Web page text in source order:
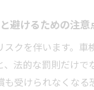
避けるための注意
スクを伴います。車
、法的な罰則だけで
も受けられなくなる